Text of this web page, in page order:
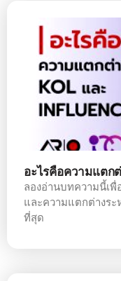
อะไรคือความแตก
ลองอ่านบทความนี้เ
และความแตกต่างระ
ที่สุด